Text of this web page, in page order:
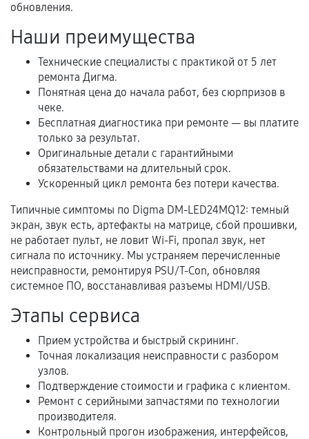
услуг и сроком гарантии.
Документы на установленные комплектующие
и кассовый чек.
Расширенная гарантия
В некоторых случаях возможно оформление
расширенной гарантии. Стоимость, сроки и
условия продления согласовываются отдельно и
фиксируются в документах.
Когда гарантия не действует
Нарушение правил эксплуатации,
механические повреждения, попадание влаги,
Самостоятельный ремонт или вмешательство
третьих лиц.
Естественный износ деталей, если иное не
предусмотрено отдельно.
Обращение после окончания гарантийного
срока.
обновления.
Наши преимущества
Технические специалисты с практикой от 5 лет
ремонта Дигма.
Понятная цена до начала работ, без сюрпризов в
чеке.
Бесплатная диагностика при ремонте — вы платите
только за результат.
Оригинальные детали с гарантийными
обязательствами на длительный срок.
Ускоренный цикл ремонта без потери качества.
Типичные симптомы по Digma DM-LED24MQ12: темный
экран, звук есть, артефакты на матрице, сбой прошивки,
не работает пульт, не ловит Wi-Fi, пропал звук, нет
сигнала по источнику. Мы устраняем перечисленные
неисправности, ремонтируя PSU/T-Con, обновляя
системное ПО, восстанавливая разъемы HDMI/USB.
Этапы сервиса
Прием устройства и быстрый скрининг.
Точная локализация неисправности с разбором
узлов.
Подтверждение стоимости и графика с клиентом.
Ремонт с серийными запчастями по технологии
производителя.
Контрольный прогон изображения, интерфейсов,